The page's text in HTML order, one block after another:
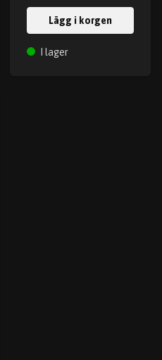
Lägg i korgen
I lager